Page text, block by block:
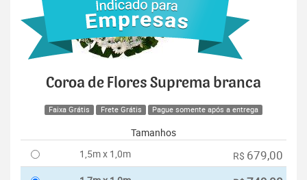
Coroa de Flores Suprema branca
Faixa Grátis Frete Grátis Pague somente após a entrega
Tamanhos
1,5m x 1,0m
R$ 679,00